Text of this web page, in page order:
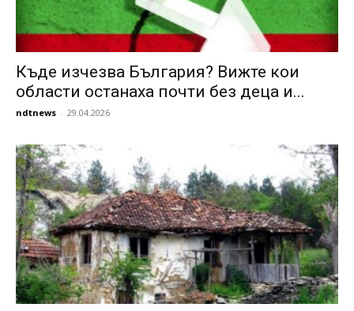
Къде изчезва България? Вижте кои
области останаха почти без деца и...
ndtnews - 29.04.2026